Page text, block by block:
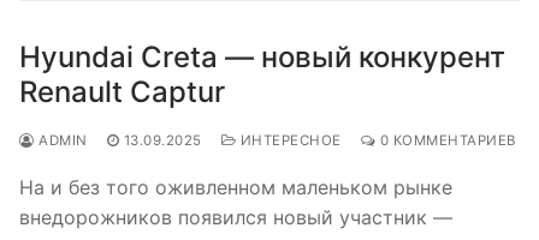
Hyundai Creta — новый конкурент
Renault Captur
ADMIN 13.09.2025 ИНТЕРЕСНОЕ 0 КОММЕНТАРИЕВ
На и без того оживленном маленьком рынке
внедорожников появился новый участник —